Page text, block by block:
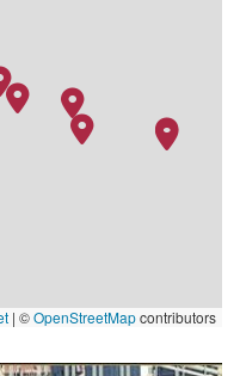
| ©OpenStreetMapcontributors